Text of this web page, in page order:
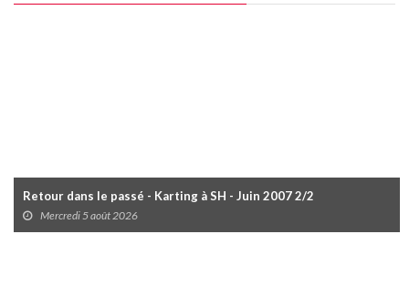
Retour dans le passé - Karting à SH - Juin 2007 2/2
Mercredi 5 août 2026